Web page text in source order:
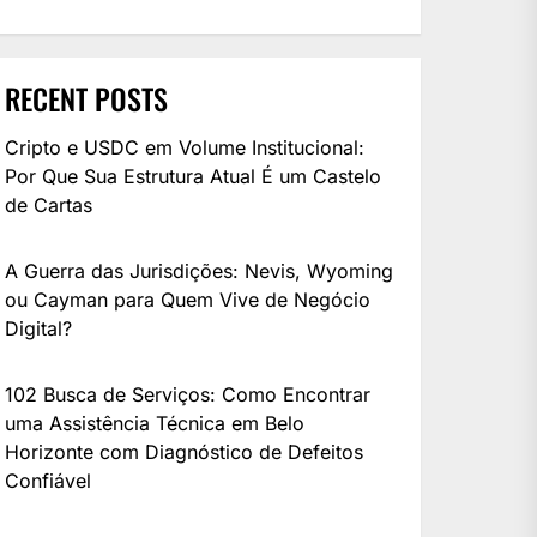
RECENT POSTS
Cripto e USDC em Volume Institucional:
Por Que Sua Estrutura Atual É um Castelo
de Cartas
A Guerra das Jurisdições: Nevis, Wyoming
ou Cayman para Quem Vive de Negócio
Digital?
102 Busca de Serviços: Como Encontrar
uma Assistência Técnica em Belo
Horizonte com Diagnóstico de Defeitos
Confiável